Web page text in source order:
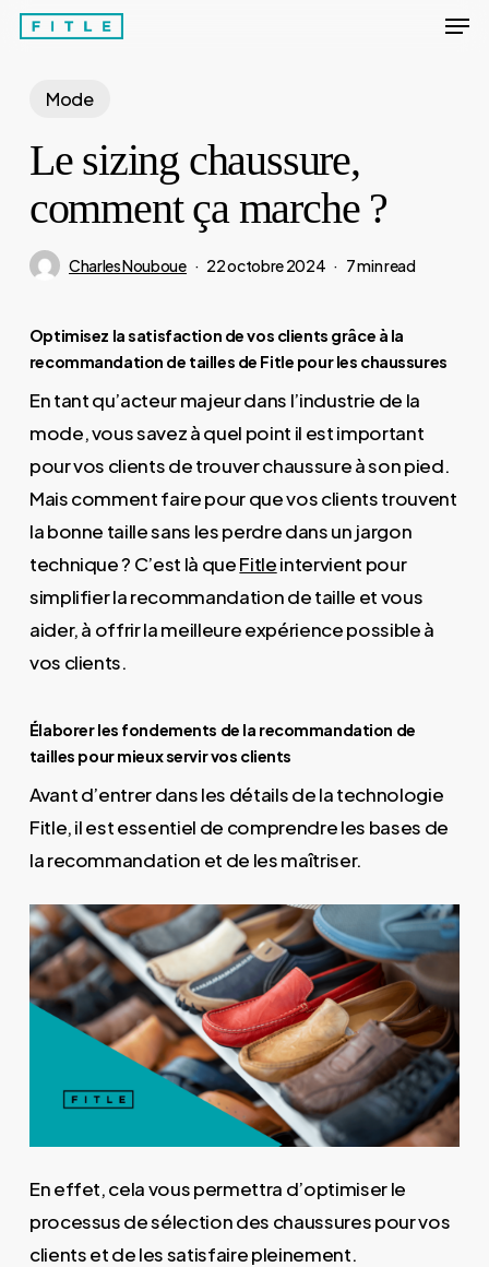
Skip
content
Mode
Le sizing chaussure,
comment ça marche ?
Charles Nouboue 22 octobre 2024 7 min read
Optimisez la satisfaction de vos clients grâce à la
recommandation de tailles de Fitle pour les chaussures
En tant qu’acteur majeur dans l’industrie de la
mode, vous savez à quel point il est important
pour vos clients de trouver chaussure à son pied.
Mais comment faire pour que vos clients trouvent
la bonne taille sans les perdre dans un jargon
technique ? C’est là queFitleintervient pour
simplifier la recommandation de taille et vous
aider, à offrir la meilleure expérience possible à
vos clients.
Élaborer les fondements de la recommandation de
tailles pour mieux servir vos clients
Avant d’entrer dans les détails de la technologie
Fitle, il est essentiel de comprendre les bases de
la recommandation et de les maîtriser.
En effet, cela vous permettra d’optimiser le
processus de sélection des chaussures pour vos
clients et de les satisfaire pleinement.